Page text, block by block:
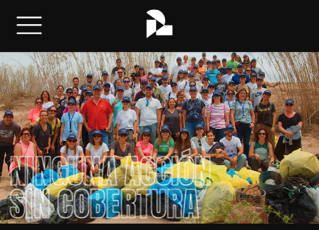
NINGUNA ACCIÓN
SIN COBERTURA